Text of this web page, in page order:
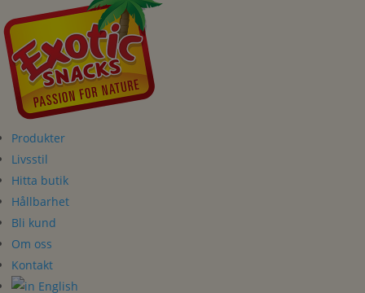
Produkter
Livsstil
Hitta butik
Hållbarhet
Bli kund
Om oss
Kontakt